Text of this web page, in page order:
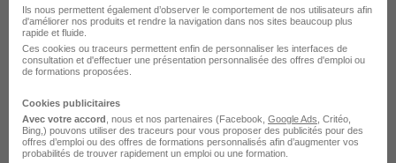
Voir l’offre
il y a 12 jours
Ils nous permettent également d’observer le comportement de nos utilisateurs afin
d'améliorer nos produits et rendre la navigation dans nos sites beaucoup plus
rapide et fluide.
Ces cookies ou traceurs permettent enfin de personnaliser les interfaces de
consultation et d'effectuer une présentation personnalisée des offres d'emploi ou
de formations proposées.
Cookies publicitaires
Avec votre accord , nous et nos partenaires (Facebook, Google Ads , Critéo,
Bing,) pouvons utiliser des traceurs pour vous proposer des publicités pour des
offres d’emploi ou des offres de formations personnalisés afin d’augmenter vos
probabilités de trouver rapidement un emploi ou une formation.